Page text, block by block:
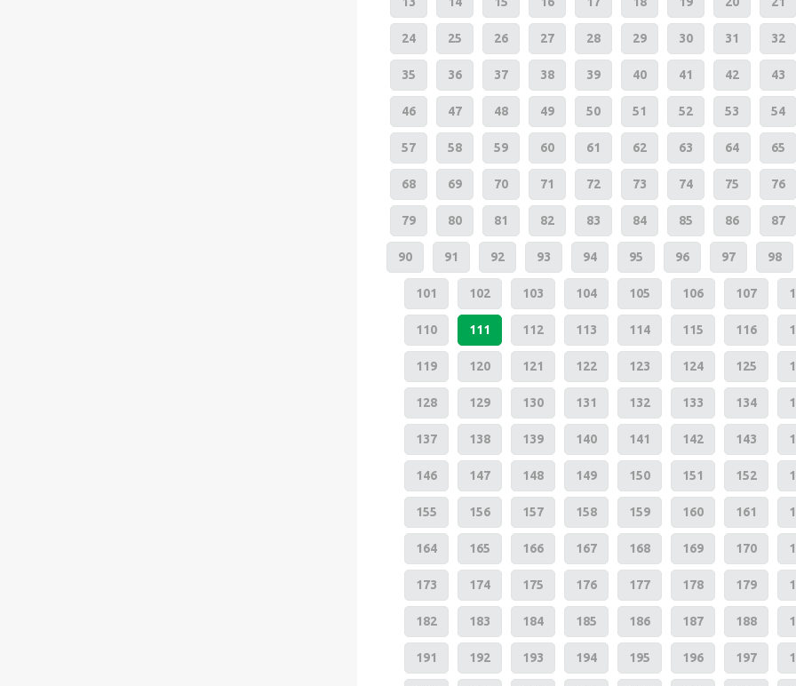
24 25 26 27 28 29 30 31 32
35 36 37 38 39 40 41 42 43
46 47 48 49 50 51 52 53 54
57 58 59 60 61 62 63 64 65
68 69 70 71 72 73 74 75 76
79 80 81 82 83 84 85 86 87
90 91 92 93 94 95 96 97 98
101 102 103 104 105 106 107
110 111 112 113 114 115 116
119 120 121 122 123 124 125
128 129 130 131 132 133 134
137 138 139 140 141 142 143
146 147 148 149 150 151 152
155 156 157 158 159 160 161
164 165 166 167 168 169 170
173 174 175 176 177 178 179
182 183 184 185 186 187 188
191 192 193 194 195 196 197